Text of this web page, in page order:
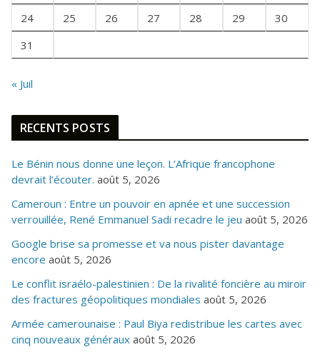
S
24
25 26 27 28 29
30
31
« Juil
RECENTS POSTS
Le Bénin nous donne une leçon. L’Afrique francophone
devrait l’écouter. août 5, 2026
Cameroun : Entre un pouvoir en apnée et une succession
verrouillée, René Emmanuel Sadi recadre le jeu août 5, 2026
Google brise sa promesse et va nous pister davantage
encore août 5, 2026
Le conflit israélo-palestinien : De la rivalité foncière au miroir
des fractures géopolitiques mondiales août 5, 2026
Armée camerounaise : Paul Biya redistribue les cartes avec
cinq nouveaux généraux août 5, 2026